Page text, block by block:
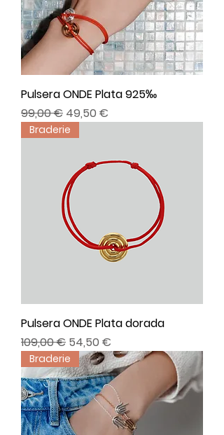
Pulsera ONDE Plata 925‰
Precio
99,00 € Precio de oferta
49,50 €
Braderie
Pulsera ONDE Plata dorada
Precio
109,00 € Precio de oferta
54,50 €
Braderie